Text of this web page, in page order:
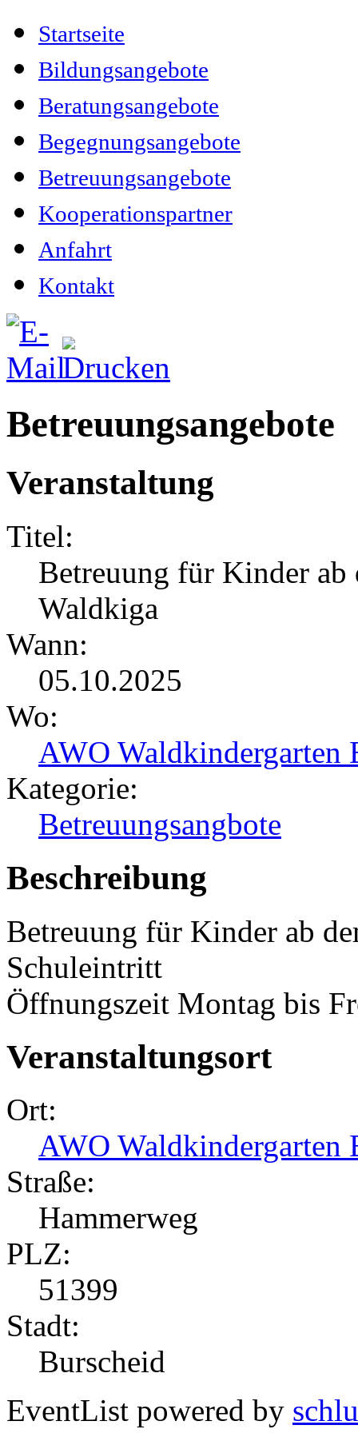
Startseite
Bildungsangebote
Beratungsangebote
Begegnungsangebote
Betreuungsangebote
Kooperationspartner
Anfahrt
Kontakt
Betreuungsangebote
Veranstaltung
Titel:
Betreuung für Kinder ab
Waldkiga
Wann:
05.10.2025
Wo:
AWO Waldkindergarten
Kategorie:
Betreuungsangbote
Beschreibung
Betreuung für Kinder ab
Schuleintritt
Öffnungszeit Montag bis
Veranstaltungsort
Ort:
AWO Waldkindergarten
Straße:
Hammerweg
PLZ:
51399
Stadt:
Burscheid
EventList powered by